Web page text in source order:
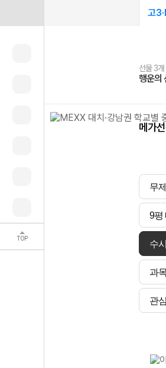
TOP
고
선물 3
행운의
선물
메가스
여름방학
메가런
2027 러
강사
스마트
설문
메가패스
3일 무
메가패스
메가클
사회공
희망이
메가
무
9평
수
과
관